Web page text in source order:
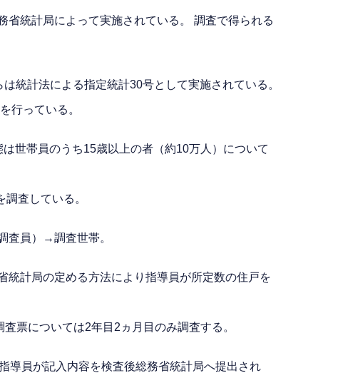
統計局によって実施されている。 調査で得られる
統計法による指定統計30号として実施されている。
行っている。
世帯員のうち15歳以上の者（約10万人）について
査している。
査員）→調査世帯。
計局の定める方法により指導員が所定数の住戸を
票については2年目2ヵ月目のみ調査する。
導員が記入内容を検査後総務省統計局へ提出され